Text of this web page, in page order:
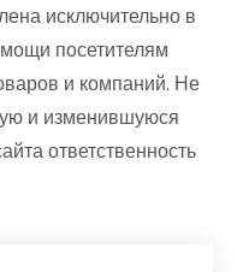
исключительно в
посетителям
и компаний. Не
и изменившуюся
ответственность